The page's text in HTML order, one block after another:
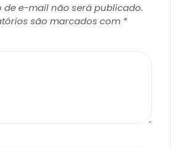
de e-mail não será publicado.
são marcados com *